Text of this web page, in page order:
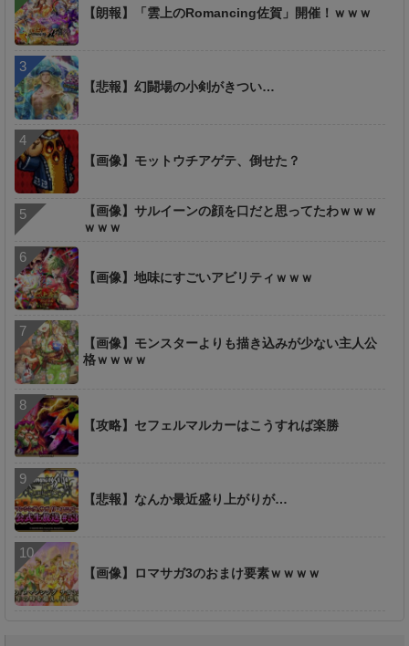
【朗報】「雲上のRomancing佐賀」開催！ｗｗｗ
【悲報】幻闘場の小剣がきつい…
【画像】モットウチアゲテ、倒せた？
【画像】サルイーンの顔を口だと思ってたわｗｗｗ
ｗｗｗ
【画像】地味にすごいアビリティｗｗｗ
【画像】モンスターよりも描き込みが少ない主人公
格ｗｗｗｗ
【攻略】セフェルマルカーはこうすれば楽勝
【悲報】なんか最近盛り上がりが…
【画像】ロマサガ3のおまけ要素ｗｗｗｗ